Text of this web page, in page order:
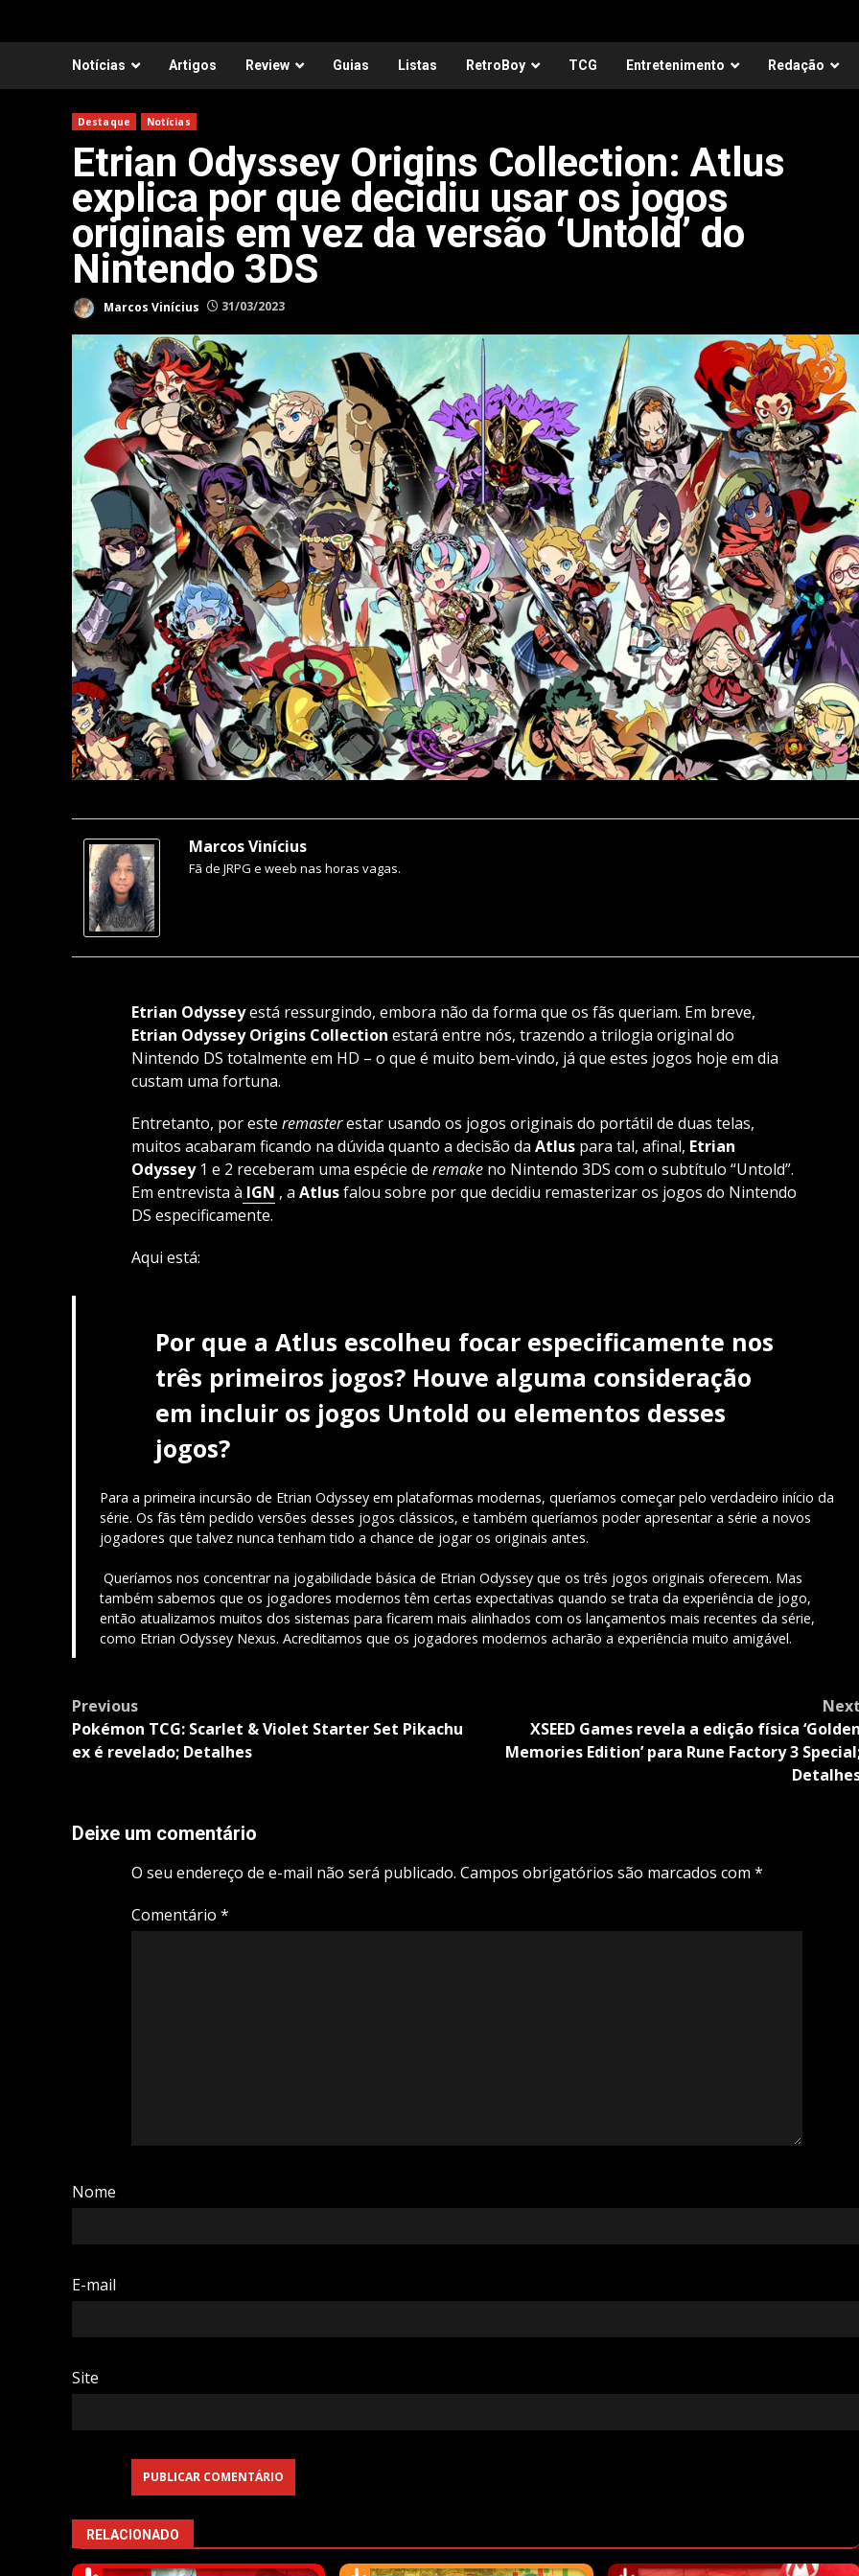
Notícias Artigos Review Guias Listas RetroBoy TCG Entretenimento Redação
Destaque Notícias
Etrian Odyssey Origins Collection: Atlus
explica por que decidiu usar os jogos
originais em vez da versão ‘Untold’ do
Nintendo 3DS
Marcos Vinícius 31/03/2023
Marcos Vinícius
Fã de JRPG e weeb nas horas vagas.
Etrian Odysseyestá ressurgindo, embora não da forma que os fãs queriam. Em breve,
Etrian Odyssey Origins Collection estará entre nós, trazendo a trilogia original do
Nintendo DS totalmente em HD – o que é muito bem-vindo, já que estes jogos hoje em dia
custam uma fortuna.
Entretanto, por este remasterestar usando os jogos originais do portátil de duas telas,
muitos acabaram ficando na dúvida quanto a decisão da Atlus para tal, afinal, Etrian
Odyssey1 e 2 receberam uma espécie de remake no Nintendo 3DS com o subtítulo “Untold”.
Em entrevista à IGN , a Atlusfalou sobre por que decidiu remasterizar os jogos do Nintendo
DS especificamente.
Aqui está:
Por que a Atlus escolheu focar especificamente nos
três primeiros jogos? Houve alguma consideração
em incluir os jogos Untold ou elementos desses
jogos?
Para a primeira incursão de Etrian Odyssey em plataformas modernas, queríamos começar pelo verdadeiro início da
série. Os fãs têm pedido versões desses jogos clássicos, e também queríamos poder apresentar a série a novos
jogadores que talvez nunca tenham tido a chance de jogar os originais antes.
Queríamos nos concentrar na jogabilidade básica de Etrian Odyssey que os três jogos originais oferecem. Mas
também sabemos que os jogadores modernos têm certas expectativas quando se trata da experiência de jogo,
então atualizamos muitos dos sistemas para ficarem mais alinhados com os lançamentos mais recentes da série,
como Etrian Odyssey Nexus. Acreditamos que os jogadores modernos acharão a experiência muito amigável.
Post
navigation
Previous
Pokémon TCG: Scarlet & Violet Starter Set Pikachu
ex é revelado; Detalhes
XSEED Games revela a edição física
Memories Edition’ para Rune Factory 3
Deixe um comentário
O seu endereço de e-mail não será publicado. Campos obrigatórios são marcados com *
Comentário *
Nome
E-mail
Site
RELACIONADO